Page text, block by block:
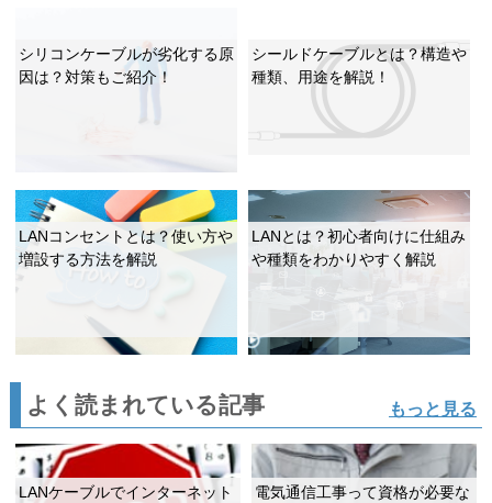
シリコンケーブルが劣化する原
因は？対策もご紹介！
シールドケーブルとは？構造や
種類、用途を解説！
LANコンセントとは？使い方や
増設する方法を解説
LANとは？初心者向けに仕組み
や種類をわかりやすく解説
よく読まれている記事 もっと見る
LANケーブルでインターネット
電気通信工事って資格が必要な